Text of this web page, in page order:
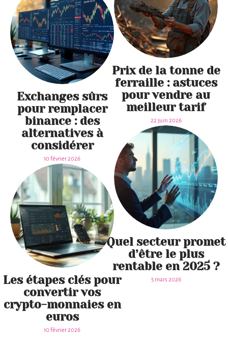
Exchanges sûrs
pour remplacer
binance : des
alternatives à
considérer
10 février 2026
Les étapes clés pour
convertir vos
crypto-monnaies en
euros
10 février 2026
Prix de la tonne de
ferraille : astuces
pour vendre au
meilleur tarif
22 juin 2026
Quel secteur promet
d’être le plus
rentable en 2025 ?
5 mars 2026